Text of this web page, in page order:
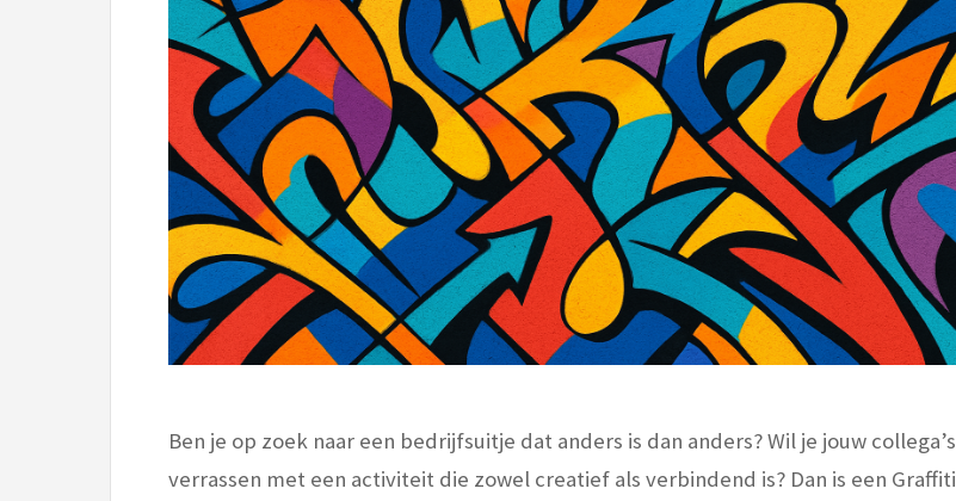
Ben je op zoek naar een bedrijfsuitje dat anders is dan anders? Wil je jouw collega’s
verrassen met een activiteit die zowel creatief als verbindend is? Dan is een Graffiti